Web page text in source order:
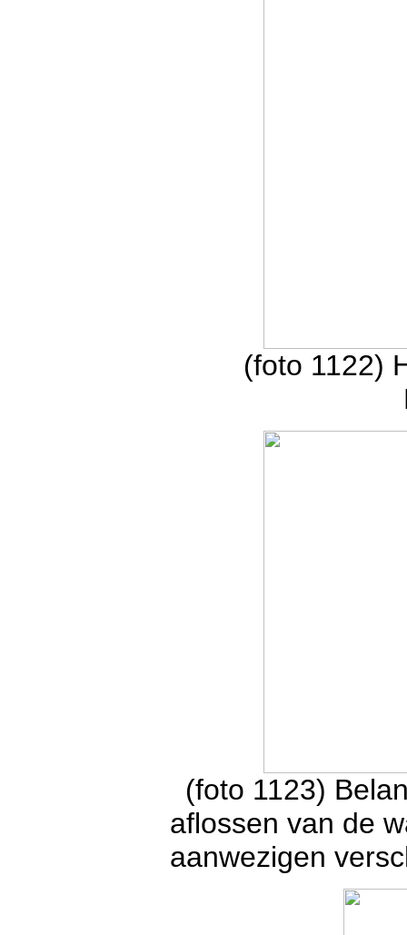
(foto 1122)
(foto 1123)
aflossen van de
aanwezigen